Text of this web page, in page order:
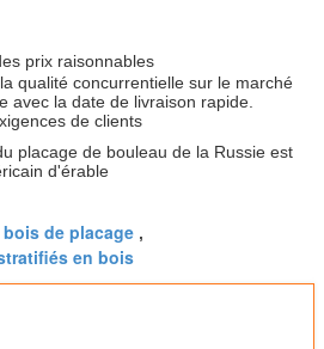
prix raisonnables
qualité concurrentielle sur le marché
avec la date de livraison rapide.
de clients
placage de bouleau de la Russie est
d'érable
de placage ,
en bois